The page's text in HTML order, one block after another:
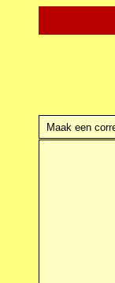
Maak een